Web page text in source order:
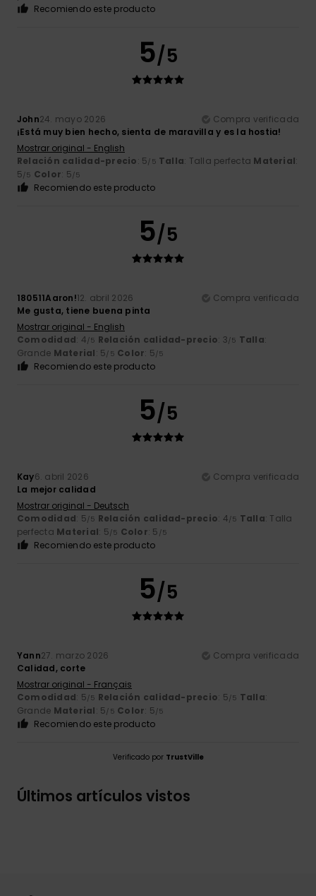
Recomiendo este producto
5/5
John24. mayo 2026
Compra verificada
¡Está muy bien hecho, sienta de maravilla y es la hostia!
Mostrar original - English
Relación calidad-precio: 5/5 Talla: Talla perfecta Material:
5/5 Color: 5/5
Recomiendo este producto
5/5
180511Aaron!12. abril 2026
Compra verificada
Me gusta, tiene buena pinta
Mostrar original - English
Comodidad: 4/5 Relación calidad-precio: 3/5 Talla:
Grande Material: 5/5 Color: 5/5
Recomiendo este producto
5/5
Kay6. abril 2026
Compra verificada
La mejor calidad
Mostrar original - Deutsch
Comodidad: 5/5 Relación calidad-precio: 4/5 Talla: Talla
perfecta Material: 5/5 Color: 5 /5
Recomiendo este producto
5/5
Yann27. marzo 2026
Compra verificada
Calidad, corte
Mostrar original - Français
Comodidad: 5/5 Relación calidad-precio: 5/5 Talla:
Grande Material: 5/5 Color: 5/5
Recomiendo este producto
Verificado por TrustVille
Últimos artículos vistos